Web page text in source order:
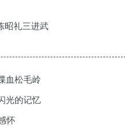
昭礼三进武
血松毛岭
光的记忆
怀